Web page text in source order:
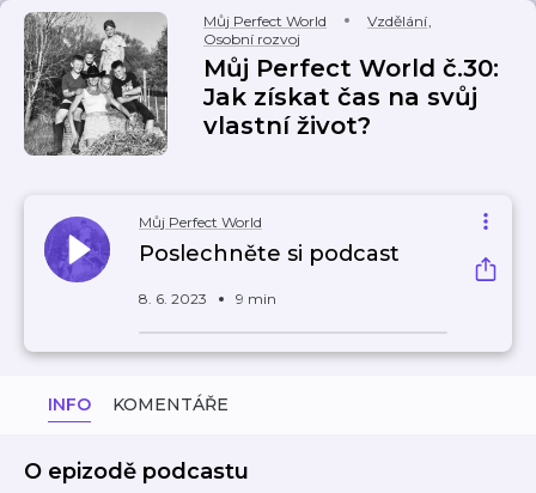
Můj Perfect World Vzdělání,
Osobní rozvoj
Můj Perfect World č.30:
Jak získat čas na svůj
vlastní život?
Můj Perfect World
Poslechněte si podcast
8. 6. 2023 9 min
INFO KOMENTÁŘE
O epizodě podcastu